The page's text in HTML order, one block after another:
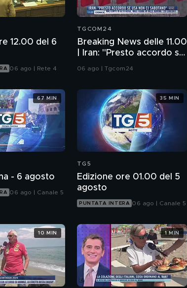
12.00 del 6
06 ago | Rete 4
TGCOM24
Breaking News delle 11.00
| Iran: "Presto accordo se
Usa non ci sabotano"
06 ago | Tgcom24
- 6 agosto
06 ago | Canale 5
67 MIN
TG5
Edizione ore 01.00 del 5
agosto
PUNTATA INTERA 06 ago | Canale 5
35 MIN
10 MIN 1 MIN